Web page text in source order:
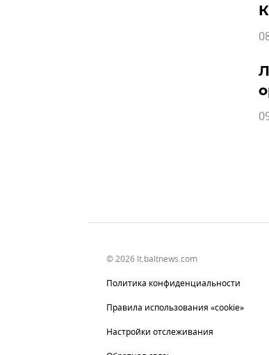
© 2026 lt.baltnews.com
Политика конфиденциальности
Правила использования «cookie»
Настройки отслеживания